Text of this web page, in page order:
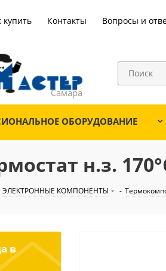
купить Контакты Вопросы и
ОБОРУДОВАНИЕ
н.з.
ЭЛЕКТРОННЫЕ КОМПОНЕНТЫ -
в